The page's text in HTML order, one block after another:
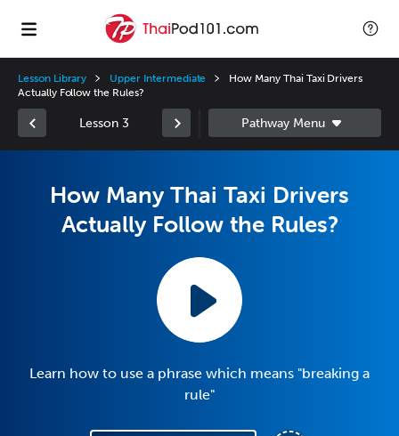
Lesson Library Upper Intermediate
How Many Thai Taxi Drivers
Actually Follow the Rules?
Lesson 3
How Many Thai Taxi Drivers
Actually Follow the Rules?
Learn how to use a phrase which means "breaking a
rule"